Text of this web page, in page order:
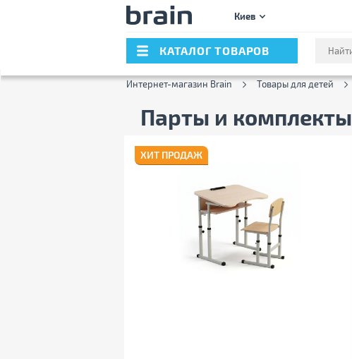
Киев
КАТАЛОГ ТОВАРОВ
Интернет-магазин Brain Товары для детей
Парты и комплекты
ХИТ ПРОДАЖ